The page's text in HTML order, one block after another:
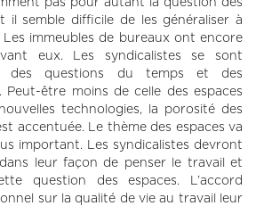
il semble difficile de les généraliser à
immeubles de bureaux ont encore
eux. Les syndicalistes se sont
des questions du temps et des
être moins de celle des espaces
technologies, la porosité des
accentuée. Le thème des espaces va
important. Les syndicalistes devront
leur façon de penser le travail et
question des espaces. L’accord
sur la qualité de vie au travail leur